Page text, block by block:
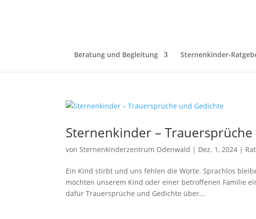
Beratung und Begleitung Sternenkinder-
Sternenkinder –
vonSternenkinderzentrum Odenwald | Dez. 1, 2024 |
Ein Kind stirbt und uns fehlen die Worte. Sprachlos
möchten unserem Kind oder einer betroffenen Familie
dafür Trauersprüche und Gedichte über...